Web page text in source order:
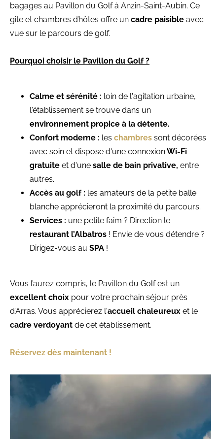
bagages au Pavillon du Golf à Anzin-Saint-Aubin. Ce
gîte et chambres d’hôtes offre un cadre paisible avec
vue sur le parcours de golf.
Pourquoi choisir le Pavillon du Golf ?
Calme et sérénité : loin de l'agitation urbaine,
l'établissement se trouve dans un
environnement propice à la détente.
Confort moderne : les chambres sont décorées
avec soin et dispose d'une connexionWi-Fi
gratuite et d'une salle de bain privative, entre
autres.
Accès au golf : les amateurs de la petite balle
blanche apprécieront la proximité du parcours.
Services : une petite faim ? Direction le
restaurant l’Albatros ! Envie de vous détendre ?
Dirigez-vous au SPA !
Vous l’aurez compris, le Pavillon du Golf est un
excellent choix pour votre prochain séjour près
d’Arras. Vous apprécierez l'accueil chaleureux et le
cadre verdoyant de cet établissement.
Réservez dès maintenant !